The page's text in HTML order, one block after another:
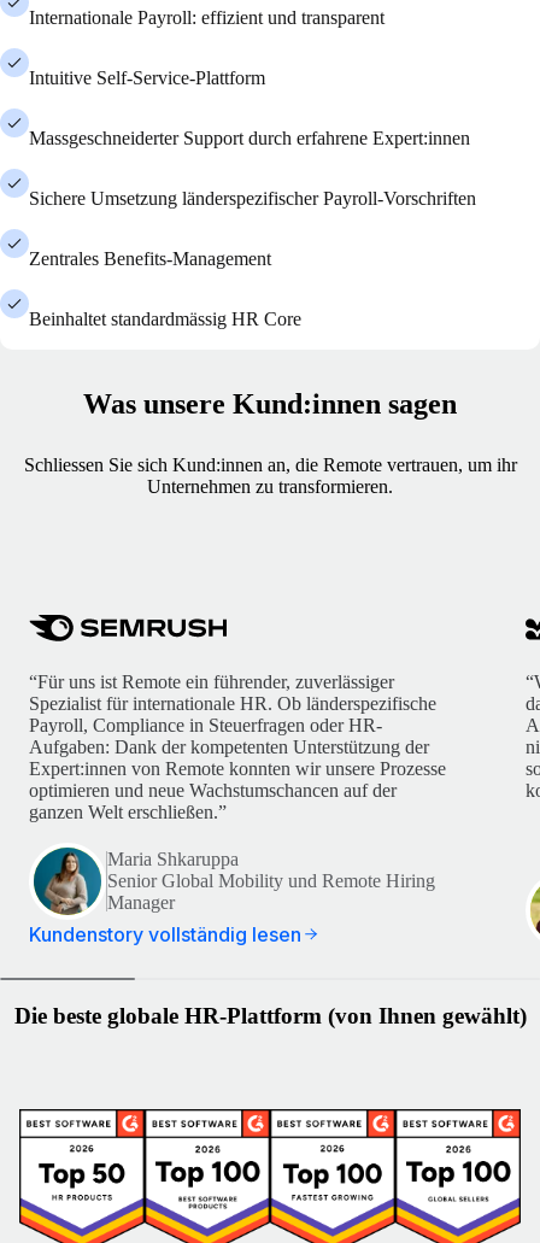
Internationale Payroll: effizient und transparent
Intuitive Self-Service-Plattform
Massgeschneiderter Support durch erfahrene Expert:innen
Sichere Umsetzung länderspezifischer Payroll-Vorschriften
Zentrales Benefits-Management
Beinhaltet standardmässig HR Core
Was unsere Kund:innen sagen
Schliessen Sie sich Kund:innen an, die Remote vertrauen, um ihr
Unternehmen zu transformieren.
“Für uns ist Remote ein führender, zuverlässiger
Spezialist für internationale HR. Ob länderspezifische
Payroll, Compliance in Steuerfragen oder HR-
Aufgaben: Dank der kompetenten Unterstützung der
Expert:innen von Remote konnten wir unsere Prozesse
optimieren und neue Wachstumschancen auf der
ganzen Welt erschließen.”
Maria Shkaruppa
Senior Global Mobility und Remote Hiring
Manager
Kundenstory vollständig lesen
Die beste globale HR-Plattform (von Ihnen gewählt)